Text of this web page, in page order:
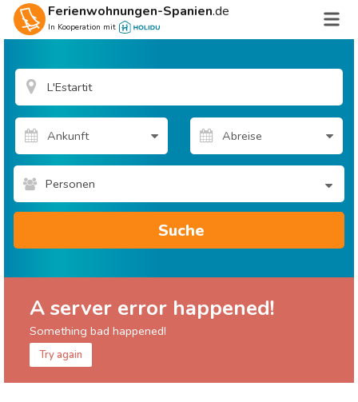
Ferienwohnungen-Spanien.de
In Kooperation mit
Personen
Suche
A server error happened!
Something bad happened!
Try again